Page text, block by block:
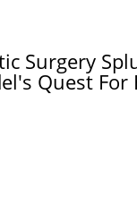
Surgery
Quest For